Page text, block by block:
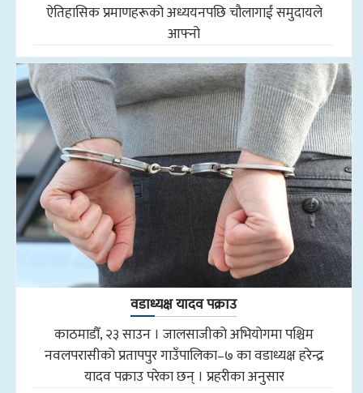
ऐतिहासिक प्रमाणहरूको अध्ययनपछि चौलागाईं समुदायले
आफ्नो
वडाध्यक्ष यादव पक्राउ
काठमाडौँ, २३ साउन । जालसाजीको अभियोगमा पश्चिम
नवलपरासीको प्रतापपुर गाउँपालिका–७ का वडाध्यक्ष हरेन्द्र
यादव पक्राउ परेका छन् । प्रहरीका अनुसार